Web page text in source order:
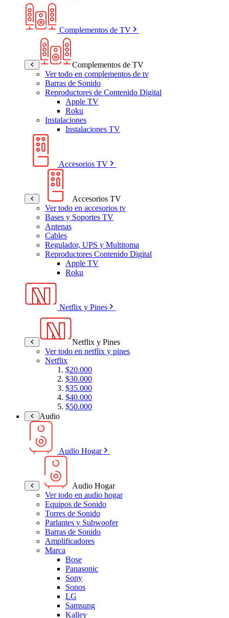
Complementos de TV
Complementos de TV
Ver todo en complementos de tv
Barras de Sonido
Reproductores de Contenido Digital
Apple TV
Roku
Instalaciones
Instalaciones TV
Accesorios TV
Accesorios TV
Ver todo en accesorios tv
Bases y Soportes TV
Antenas
Cables
Regulador, UPS y Multitoma
Reproductores Contenido Digital
Apple TV
Roku
Netflix y Pines
Netflix y Pines
Ver todo en netflix y pines
Netflix
$20.000
$30.000
$35.000
$40.000
$50.000
Audio
Audio Hogar
Audio Hogar
Ver todo en audio hogar
Equipos de Sonido
Torres de Sonido
Parlantes y Subwoofer
Barras de Sonido
Amplificadores
Marca
Bose
Panasonic
Sony
Sonos
LG
Samsung
Kalley